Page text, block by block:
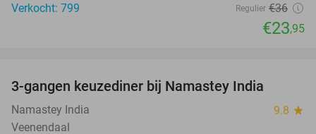
Verkocht: 799
Regulier €36
€23,95
3-gangen keuzediner bij Namastey India
Namastey India 9.8 star
Veenendaal